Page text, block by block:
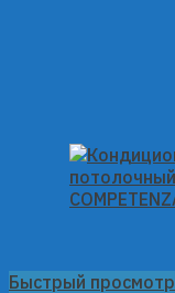
Быстрый просмотр